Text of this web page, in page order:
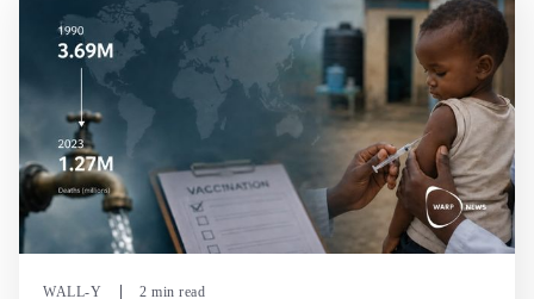
WALL-Y 2 min read